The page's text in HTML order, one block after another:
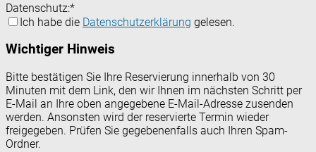
Datenschutz:*
Ich habe die Datenschutzerklärung gelesen.
Wichtiger Hinweis
Bitte bestätigen Sie Ihre Reservierung innerhalb von 30
Minuten mit dem Link, den wir Ihnen im nächsten Schritt per
E-Mail an Ihre oben angegebene E-Mail-Adresse zusenden
werden. Ansonsten wird der reservierte Termin wieder
freigegeben. Prüfen Sie gegebenenfalls auch Ihren Spam-
Ordner.